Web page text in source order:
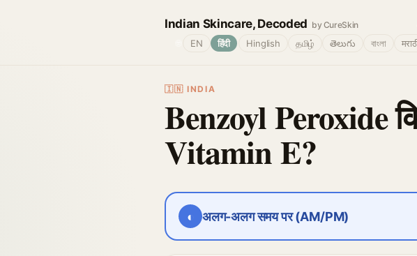
Indian Skincare, Decoded by CureSkin
EN हिंदी Hinglish தமிழ் తెలుగు বাংলা
🇮🇳 INDIA
Benzoyl Peroxide
Vitamin E?
◐ अलग-अलग समय पर (AM/PM)